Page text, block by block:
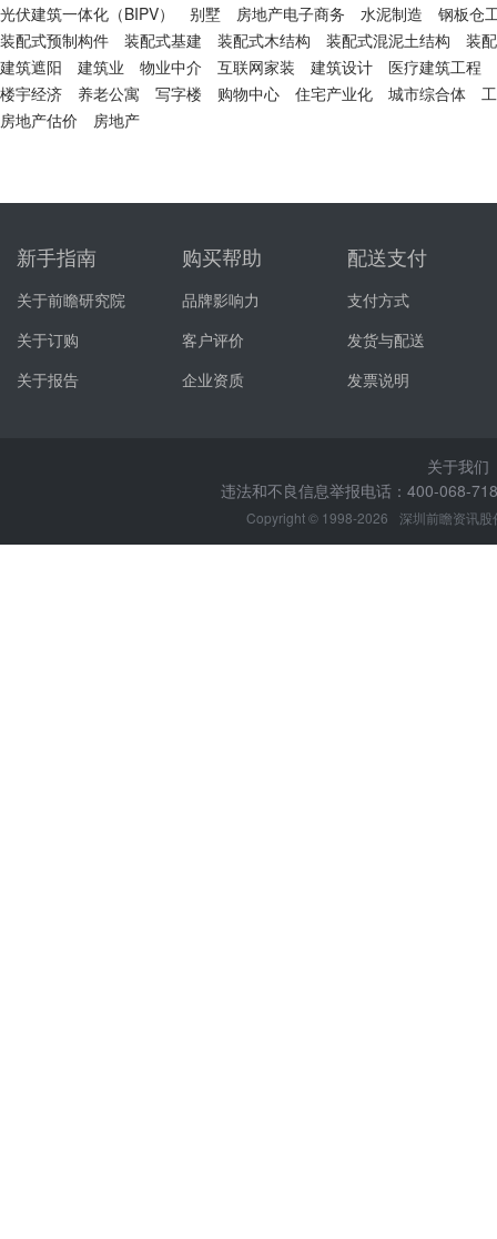
光伏建筑一体化（BIPV）
别墅 房地产电子商务 水泥制造
钢板仓
装配式预制构件
装配式基建 装配式木结构 装配式混泥土结构
装
建筑遮阳
建筑业 物业中介 互联网家装 建筑设计
医疗建筑工程
楼宇经济
养老公寓 写字楼 购物中心 住宅产业化 城市综合体
房地产估价
房地产
新手指南
关于前瞻研究院
关于订购
关于报告
购买帮助
品牌影响力
客户评价
企业资质
配送支付
支付方式
发货与配送
发票说明
关于我们
违法和不良信息举报电话：400-068-
Copyright © 1998-2026 深圳前瞻资讯股